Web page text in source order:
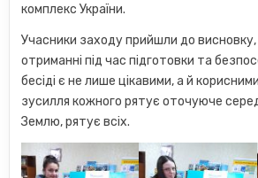
комплекс України.
Учасники заходу прийшли до
отриманні під час підготовки та
бесіді є не лише цікавими, а й
зусилля кожного рятує оточуюче
Землю, рятує всіх.